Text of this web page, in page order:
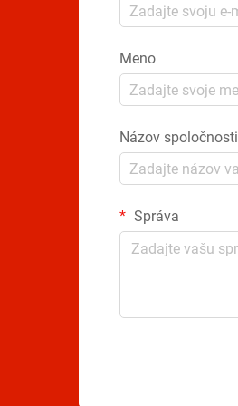
Meno
Názov spoločnosti
Správa